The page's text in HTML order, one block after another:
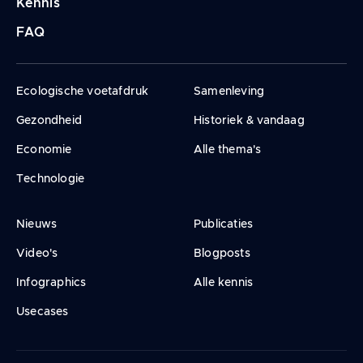
FAQ
Ecologische voetafdruk
Gezondheid
Economie
Technologie
Samenleving
Historiek & vandaag
Alle thema's
Nieuws
Video's
Infographics
Usecases
Publicaties
Blogposts
Alle kennis